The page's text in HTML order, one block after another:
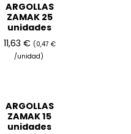
ARGOLLAS
ZAMAK 25
unidades
11,63 € (0,47 €
/unidad)
ARGOLLAS
ZAMAK 15
unidades